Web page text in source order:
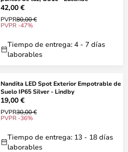
42,00 €
PVPR80,00 €
PVPR -47%
Tiempo de entrega: 4 - 7 días
laborables
Nandita LED Spot Exterior Empotrable de
Suelo IP65 Silver - Lindby
19,00 €
PVPR30,00 €
PVPR -36%
Tiempo de entrega: 13 - 18 días
laborables